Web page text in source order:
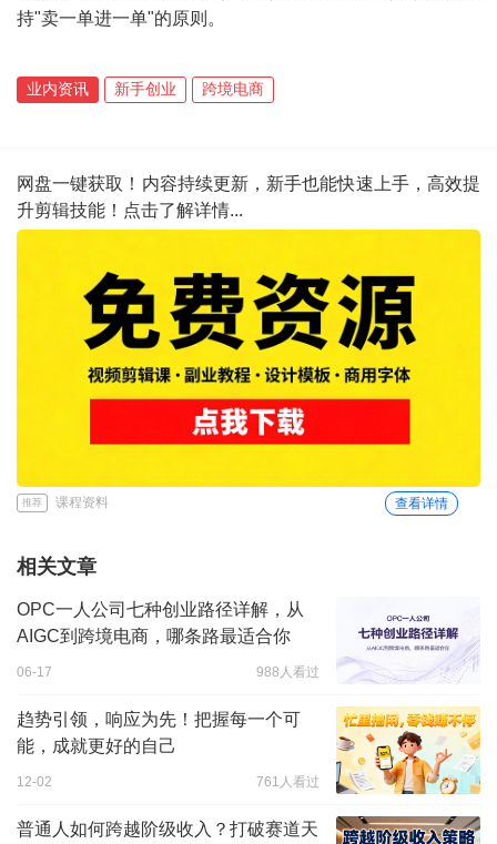
持"卖一单进一单"的原则。
业内资讯 新手创业 跨境电商
网盘一键获取！内容持续更新，新手也能快速上手，高效提
升剪辑技能！点击了解详情...
推荐 课程资料 查看详情
相关文章
OPC一人公司七种创业路径详解，从
AIGC到跨境电商，哪条路最适合你
06-17 988人看过
趋势引领，响应为先！把握每一个可
能，成就更好的自己
12-02 761人看过
普通人如何跨越阶级收入？打破赛道天